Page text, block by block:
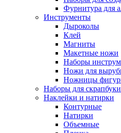
Фурнитура для
Инструменты
Дыроколы
Клей
Магниты
Макетные ножи
Наборы
Ножи для
Ножницы
Наборы для
Наклейки и натирки
Контурные
Натирки
Объемные